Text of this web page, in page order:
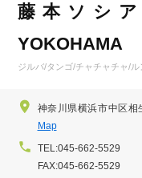
藤本ソシ
YOKOHAMA
ジルバ/タンゴ/チャチャチャ/
神奈川県横浜市中区
Map
TEL:045-662-5529
FAX:045-662-5529